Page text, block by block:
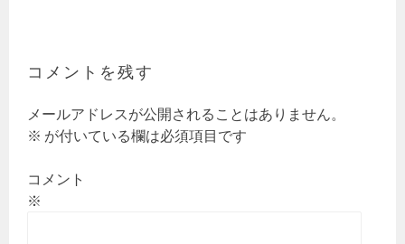
ー
ョ
ン
コメントを残す
メールアドレスが公開されることはありません。
※ が付いている欄は必須項目です
コメント
※